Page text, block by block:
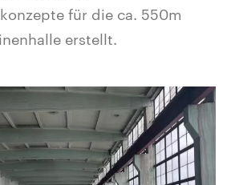
für die ca. 550m
erstellt.